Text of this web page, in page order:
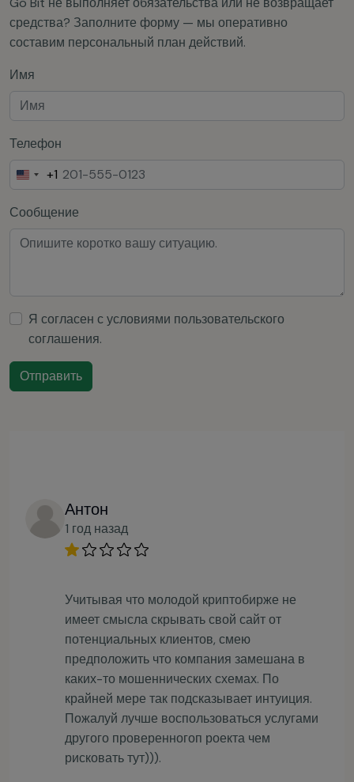
средства? Заполните форму — мы оперативно
составим персональный план действий.
Имя
Телефон
United
+1
+1
Сообщение
Я согласен с условиями пользовательского
соглашения.
Отправить
Антон
1 год назад
Учитывая что молодой криптобирже не
имеет смысла скрывать свой сайт от
потенциальных клиентов, смею
предположить что компания замешана в
каких-то мошеннических схемах. По
крайней мере так подсказывает интуиция.
Пожалуй лучше воспользоваться услугами
другого проверенногоп роекта чем
рисковать тут))).